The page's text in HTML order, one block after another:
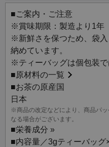
りながらも渋みが少なく甘
す。
鹿児島県で多く栽培されて
用しています。
ゆたかみどりは、濃厚で豊
く、まろやかな甘みを持っ
鹿児島では、収穫前に一定
せて栽培するのが一般的です
そうすることで渋みのもと
ことができ、渋みの少ない
さらに、深蒸しすることで
層引き出されます。
■ご案内・ご注意
※賞味期限：製造より1年
※新鮮さを保つため、袋
納めています。
※ティーバッグは個包装で
■原材料の一覧
■お茶の原産国
日本
※商品の改定などにより、商品パ
なる場合がございます。
■栄養成分 »
■内容量／3gティーバッグ